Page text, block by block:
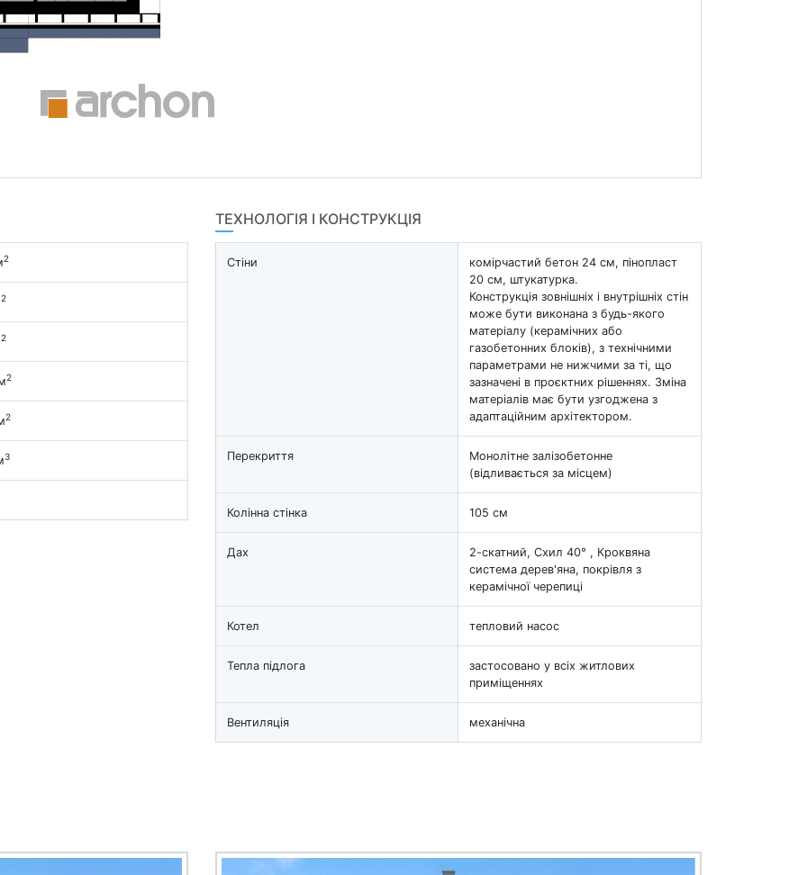
2
2
2
2
2
3
ТЕХНОЛОГІЯ І КОНСТРУКЦІЯ
Стіни
комірчастий бетон 24 см, пінопласт
20 см, штукатурка.
Конструкція зовнішніх і внутрішніх стін
може бути виконана з будь-якого
матеріалу (керамічних або
газобетонних блоків), з технічними
параметрами не нижчими за ті, що
зазначені в проєктних рішеннях. Зміна
матеріалів має бути узгоджена з
адаптаційним архітектором.
Перекриття
Монолітне залізобетонне
(відливається за місцем)
Колінна стінка 105 см
Дах
2-скатний, Схил 40° , Кроквяна
система дерев'яна, покрівля з
керамічної черепиці
Котел тепловий насос
Тепла підлога
застосовано у всіх житлових
приміщеннях
Вентиляція механічна